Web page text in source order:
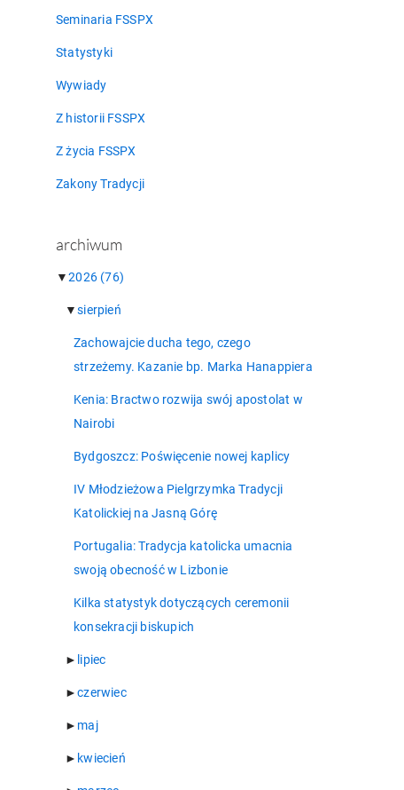
Seminaria FSSPX
Statystyki
Wywiady
Z historii FSSPX
Z życia FSSPX
Zakony Tradycji
archiwum
▼2026 (76)
▼sierpień
Zachowajcie ducha tego, czego
strzeżemy. Kazanie bp. Marka Hanappiera
Kenia: Bractwo rozwija swój apostolat w
Nairobi
Bydgoszcz: Poświęcenie nowej kaplicy
IV Młodzieżowa Pielgrzymka Tradycji
Katolickiej na Jasną Górę
Portugalia: Tradycja katolicka umacnia
swoją obecność w Lizbonie
Kilka statystyk dotyczących ceremonii
konsekracji biskupich
► lipiec
►czerwiec
► maj
► kwiecień